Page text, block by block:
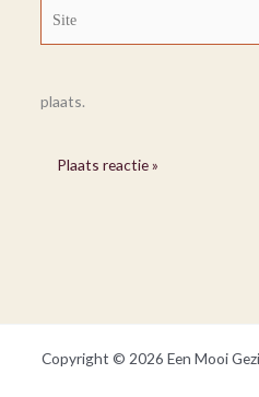
plaats.
Copyright © 2026 Een Mooi